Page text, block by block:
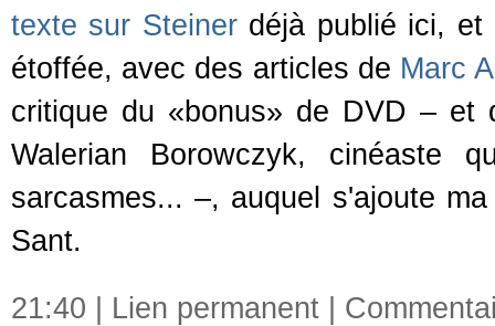
texte sur Steiner déjà publié ici, et
étoffée, avec des articles de Marc
critique du «bonus» de DVD –
Walerian Borowczyk, cinéaste
sarcasmes... –, auquel s'ajoute
Sant.
21:40 | Lien permanent